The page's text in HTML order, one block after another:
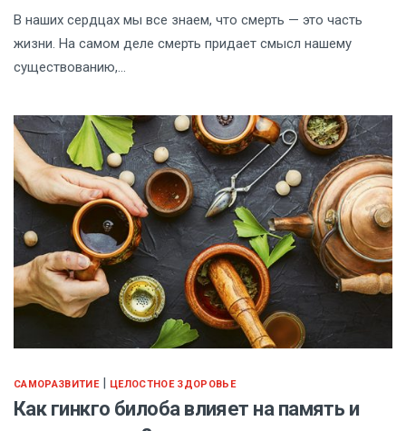
В наших сердцах мы все знаем, что смерть — это часть
жизни. На самом деле смерть придает смысл нашему
существованию,…
САМОРАЗВИТИЕ | ЦЕЛОСТНОЕ ЗДОРОВЬЕ
Как гинкго билоба влияет на память и